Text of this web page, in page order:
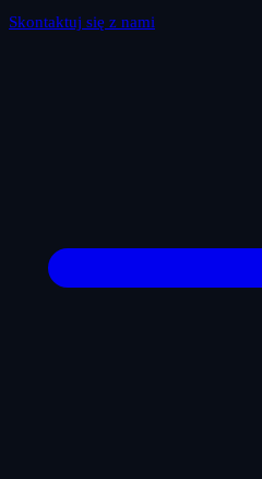
Skontaktuj się z nami